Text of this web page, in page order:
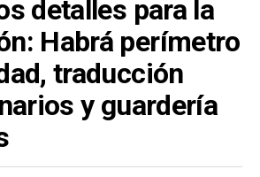
detalles para la
Habrá perímetro
traducción
y guardería